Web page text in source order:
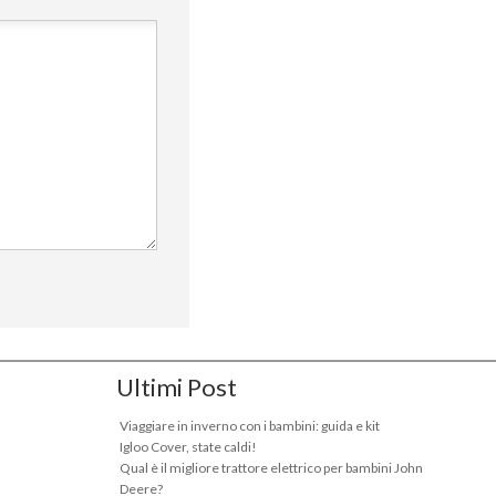
Ultimi Post
Viaggiare in inverno con i bambini: guida e kit
Igloo Cover, state caldi!
Qual è il migliore trattore elettrico per bambini John
Deere?